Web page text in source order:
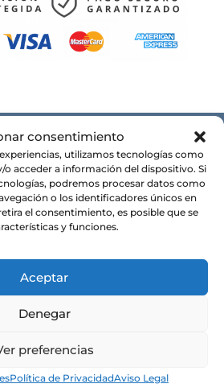
consentimiento
utilizamos tecnologías como
o acceder a información del dispositivo. Si
podremos procesar datos como
o los identificadores únicos en
el consentimiento, es posible que se
y funciones.
Aceptar
Denegar
preferencias
Política de PrivacidadAviso Legal